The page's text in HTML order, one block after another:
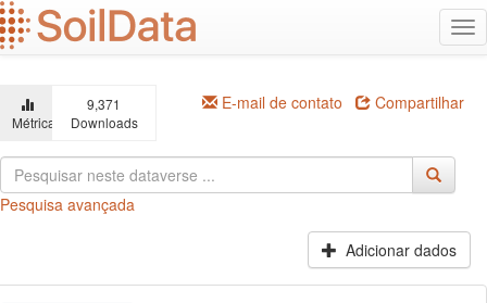
Ir
para
o
principal
Métricas
9,371
Downloads
E-mail de contato Compartilhar
Pesquisa avançada
Adicionar dados